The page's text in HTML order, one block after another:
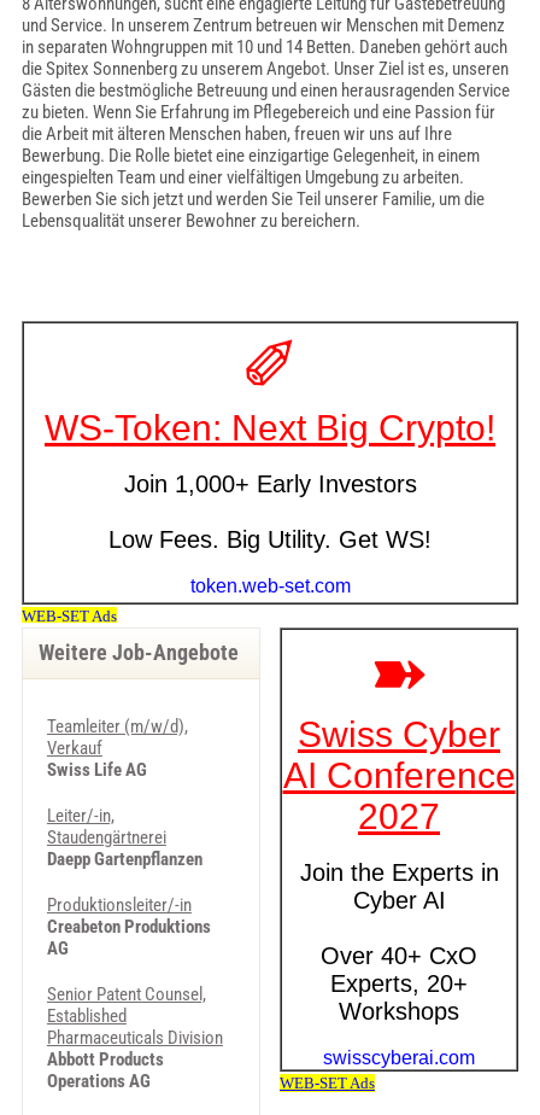
und Service. In unserem Zentrum betreuen wir Menschen mit Demenz
in separaten Wohngruppen mit 10 und 14 Betten. Daneben gehört auch
die Spitex Sonnenberg zu unserem Angebot. Unser Ziel ist es, unseren
Gästen die bestmögliche Betreuung und einen herausragenden Service
zu bieten. Wenn Sie Erfahrung im Pflegebereich und eine Passion für
die Arbeit mit älteren Menschen haben, freuen wir uns auf Ihre
Bewerbung. Die Rolle bietet eine einzigartige Gelegenheit, in einem
eingespielten Team und einer vielfältigen Umgebung zu arbeiten.
Bewerben Sie sich jetzt und werden Sie Teil unserer Familie, um die
Lebensqualität unserer Bewohner zu bereichern.
Weitere Job-Angebote
Teamleiter (m/w/d),
Verkauf
Swiss Life AG
Leiter/-in,
Staudengärtnerei
Daepp Gartenpflanzen
Produktionsleiter/-in
Creabeton Produktions
AG
Senior Patent Counsel,
Established
Pharmaceuticals Division
Abbott Products
Operations AG